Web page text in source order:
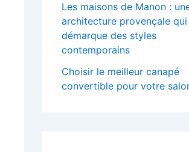
Les maisons de Manon :
architecture provençale qui
démarque des styles
contemporains
Choisir le meilleur canapé
convertible pour votre